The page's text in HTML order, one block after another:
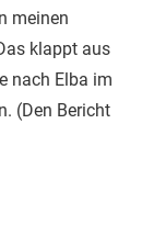
meinen
klappt aus
nach Elba im
(Den Bericht